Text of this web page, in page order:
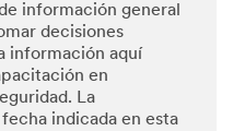
información general
decisiones
información aquí
en
La
indicada en esta